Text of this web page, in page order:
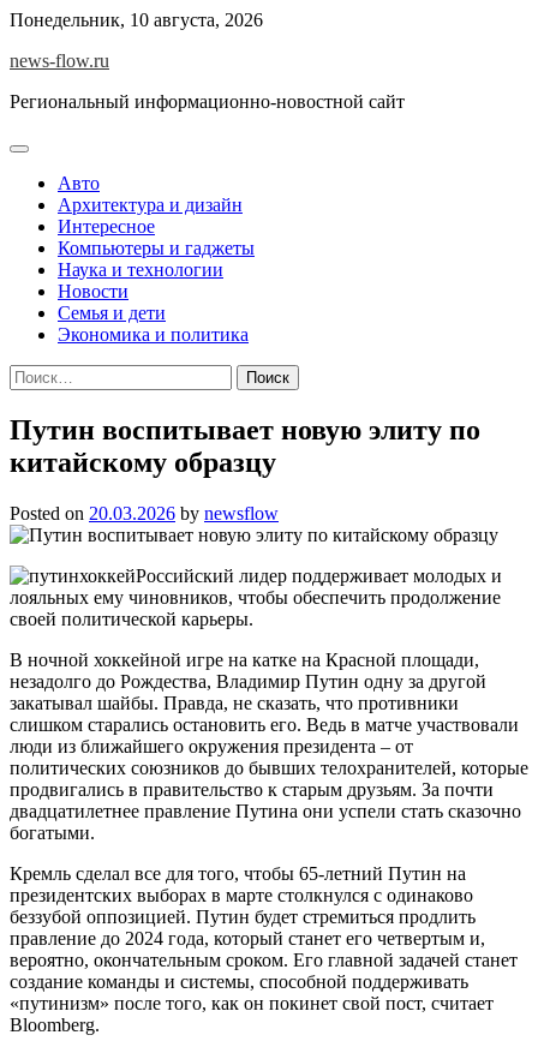
Skip
content
Понедельник, 10 августа, 2026
news-flow.ru
Региональный информационно-новостной сайт
Авто
Архитектура и дизайн
Интересное
Компьютеры и гаджеты
Наука и технологии
Новости
Семья и дети
Экономика и политика
Найти:
Путин воспитывает новую элиту по
китайскому образцу
Posted on 20.03.2026 by newsflow
Российский лидер поддерживает молодых и
лояльных ему чиновников, чтобы обеспечить продолжение
своей политической карьеры.
В ночной хоккейной игре на катке на Красной площади,
незадолго до Рождества, Владимир Путин одну за другой
закатывал шайбы. Правда, не сказать, что противники
слишком старались остановить его. Ведь в матче участвовали
люди из ближайшего окружения президента – от
политических союзников до бывших телохранителей, которые
продвигались в правительство к старым друзьям. За почти
двадцатилетнее правление Путина они успели стать сказочно
богатыми.
Кремль сделал все для того, чтобы 65-летний Путин на
президентских выборах в марте столкнулся с одинаково
беззубой оппозицией. Путин будет стремиться продлить
правление до 2024 года, который станет его четвертым и,
вероятно, окончательным сроком. Его главной задачей станет
создание команды и системы, способной поддерживать
«путинизм» после того, как он покинет свой пост, считает
Bloomberg.